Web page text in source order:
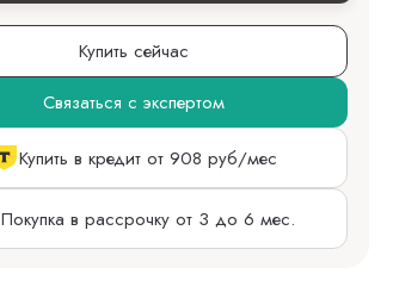
Купить сейчас
Связаться с экспертом
Купить в кредит от 908 руб/мес
Покупка в рассрочку от 3 до 6 мес.